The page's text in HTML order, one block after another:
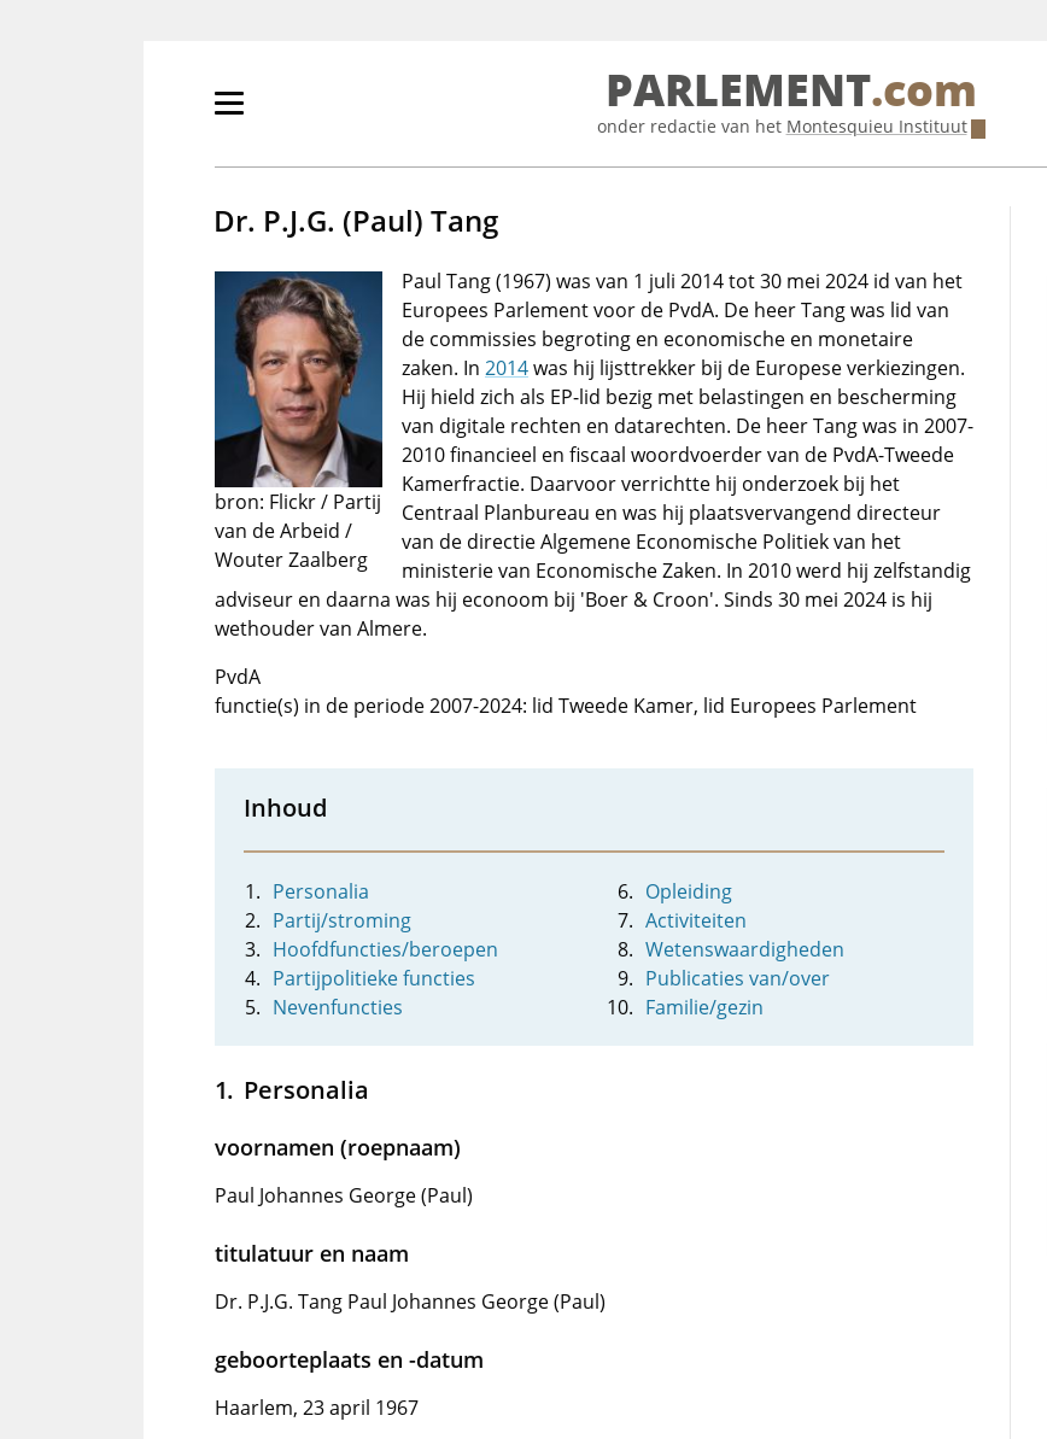
Primair
tonen/verbergen
PARLEMENT.com
onder redactie van het Montesquieu Instituut
Dr. P.J.G. (Paul) Tang
bron: Flickr / Partij
van de Arbeid /
Wouter Zaalberg
Paul Tang (1967) was van 1 juli 2014 tot 30 mei 2024 id van het
Europees Parlement voor de PvdA. De heer Tang was lid van
de commissies begroting en economische en monetaire
zaken. In 2014was hij lijsttrekker bij de Europese verkiezingen.
Hij hield zich als EP-lid bezig met belastingen en bescherming
van digitale rechten en datarechten. De heer Tang was in 2007-
2010 financieel en fiscaal woordvoerder van de PvdA-Tweede
Kamerfractie. Daarvoor verrichtte hij onderzoek bij het
Centraal Planbureau en was hij plaatsvervangend directeur
van de directie Algemene Economische Politiek van het
ministerie van Economische Zaken. In 2010 werd hij zelfstandig
adviseur en daarna was hij econoom bij 'Boer & Croon'. Sinds 30 mei 2024 is hij
wethouder van Almere.
PvdA
functie(s) in de periode 2007-2024: lid Tweede Kamer, lid Europees Parlement
Inhoud
Personalia
Partij/stroming
Hoofdfuncties/beroepen
Partijpolitieke functies
Nevenfuncties
Opleiding
Activiteiten
Wetenswaardigheden
Publicaties van/over
Familie/gezin
Personalia
voornamen (roepnaam)
Paul Johannes George (Paul)
titulatuur en naam
Dr. P.J.G. Tang Paul Johannes George (Paul)
geboorteplaats en -datum
Haarlem, 23 april 1967